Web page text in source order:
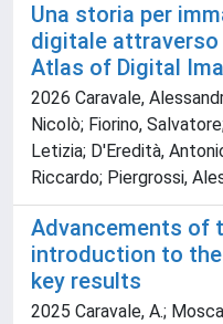
Una storia per
digitale attraverso
Atlas of Digital
2026 Caravale,
Nicolò; Fiorino,
Letizia; D'Eredità,
Riccardo; Piergrossi,
Advancements of
introduction to
key results
2025 Caravale, A.;